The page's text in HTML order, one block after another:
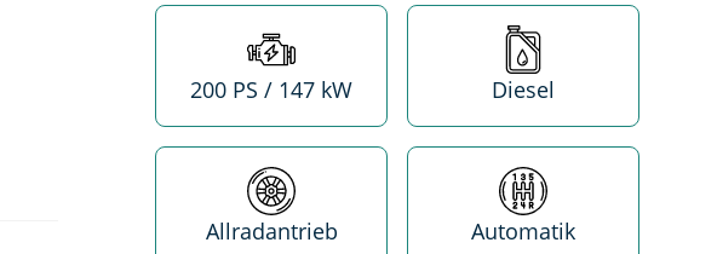
Leistung
200 PS / 147 kW
Treibstoff
Diesel
Antrieb
Allradantrieb
Getriebe
Automatik